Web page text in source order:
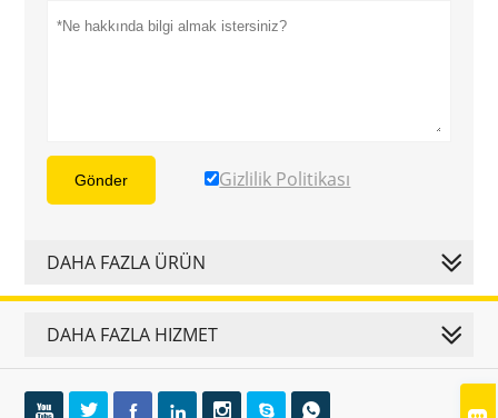
Gönder Gizlilik Politikası
DAHA FAZLA ÜRÜN
DAHA FAZLA HIZMET
      